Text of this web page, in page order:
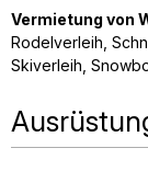
Vermietung von
Rodelverleih
Skiverleih